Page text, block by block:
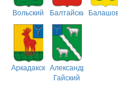
Вольский Балтайский
АркадакскийАлександрово-
Гайский